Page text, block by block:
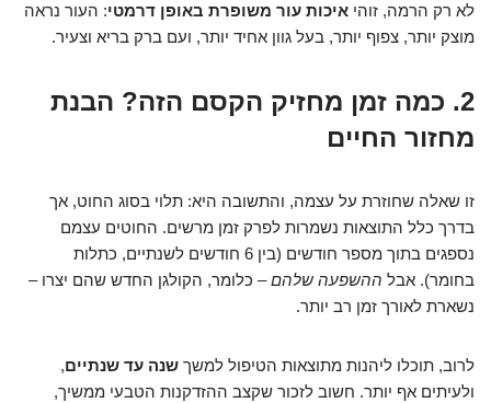
לא רק הרמה, זוהי איכות עור משופרת באופן דרמטי: העור נראה
מוצק יותר, צפוף יותר, בעל גוון אחיד יותר, ועם ברק בריא וצעיר.
2. כמה זמן מחזיק הקסם הזה? הבנת
מחזור החיים
זו שאלה שחוזרת על עצמה, והתשובה היא: תלוי בסוג החוט, אך
בדרך כלל התוצאות נשמרות לפרק זמן מרשים. החוטים עצמם
נספגים בתוך מספר חודשים (בין 6 חודשים לשנתיים, כתלות
בחומר). אבל ההשפעה שלהם– כלומר, הקולגן החדש שהם יצרו –
נשארת לאורך זמן רב יותר.
לרוב, תוכלו ליהנות מתוצאות הטיפול למשך שנה עד שנתיים,
ולעיתים אף יותר. חשוב לזכור שקצב ההזדקנות הטבעי ממשיך,